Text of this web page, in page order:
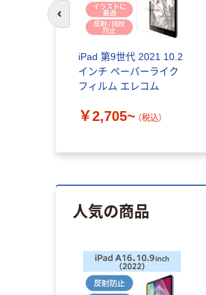
iPad 第9世代 2021 10.2
インチ ペーパーライク
フィルム エレコム
￥2,705~ （税込）
前のスライドへ
人気の商品